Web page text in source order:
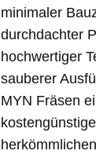
minimaler
durchdachter
hochwertiger
sauberer
MYN Fräsen